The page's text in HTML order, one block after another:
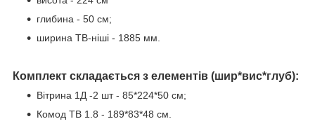
глибина - 50 см;
ширина ТВ-ніші - 1885 мм.
Комплект складається з елементів (шир*вис*глуб):
Вітрина 1Д -2 шт - 85*224*50 см;
Комод ТВ 1.8 - 189*83*48 см.